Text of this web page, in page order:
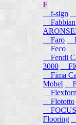
F
f-sign
Fabbian
Faro
Feco
Fendi
3000
Fima
Mobel
Flototto
Flooring